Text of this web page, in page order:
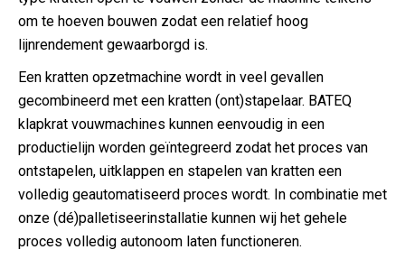
om te hoeven bouwen zodat een relatief hoog
lijnrendement gewaarborgd is.
Een kratten opzetmachine wordt in veel gevallen
gecombineerd met een kratten (ont)stapelaar. BATEQ
klapkrat vouwmachines kunnen eenvoudig in een
productielijn worden geïntegreerd zodat het proces van
ontstapelen, uitklappen en stapelen van kratten een
volledig geautomatiseerd proces wordt. In combinatie met
onze (dé)palletiseerinstallatie kunnen wij het gehele
proces volledig autonoom laten functioneren.